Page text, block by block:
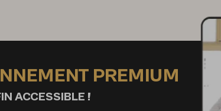
PREMIUM
ACCESSIBLE !